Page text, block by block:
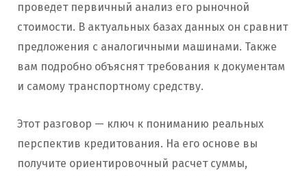
проведет первичный анализ его рыночной
стоимости. В актуальных базах данных он сравнит
предложения с аналогичными машинами. Также
вам подробно объяснят требования к документам
и самому транспортному средству.
Этот разговор — ключ к пониманию реальных
перспектив кредитования. На его основе вы
получите ориентировочный расчет суммы,